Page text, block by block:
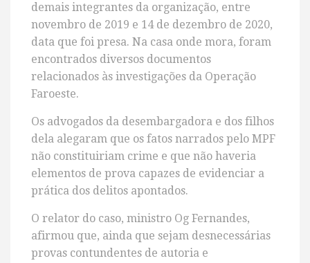
demais integrantes da organização, entre
novembro de 2019 e 14 de dezembro de 2020,
data que foi presa. Na casa onde mora, foram
encontrados diversos documentos
relacionados às investigações da Operação
Faroeste.
Os advogados da desembargadora e dos filhos
dela alegaram que os fatos narrados pelo MPF
não constituiriam crime e que não haveria
elementos de prova capazes de evidenciar a
prática dos delitos apontados.
O relator do caso, ministro Og Fernandes,
afirmou que, ainda que sejam desnecessárias
provas contundentes de autoria e